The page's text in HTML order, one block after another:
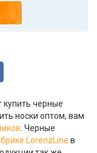
купить черные
носки оптом, вам
. Черные
LorenzLine в